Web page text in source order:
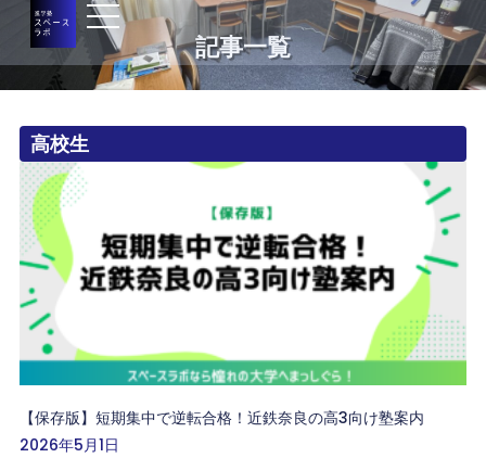
記事一覧
高校生
【保存版】短期集中で逆転合格！近鉄奈良の高3向け塾案内
2026年5月1日